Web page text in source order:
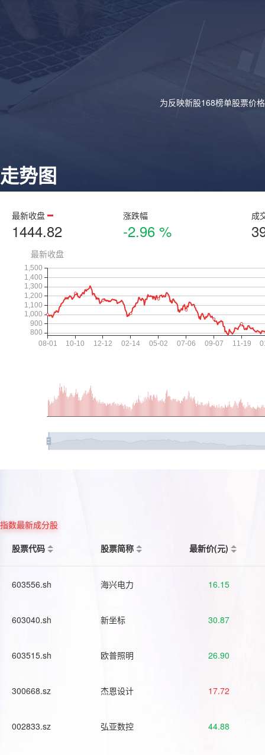
为反映新股168榜单股票价
走势图
最新收盘
1444.82
涨跌幅
-2.96 %
成
指数最新成分股
股票代码
股票简称 最新价(元)
603556.sh 海兴电力 16.15
603040.sh 新坐标 30.87
603515.sh 欧普照明 26.90
300668.sz 杰恩设计 17.72
002833.sz 弘亚数控 44.88